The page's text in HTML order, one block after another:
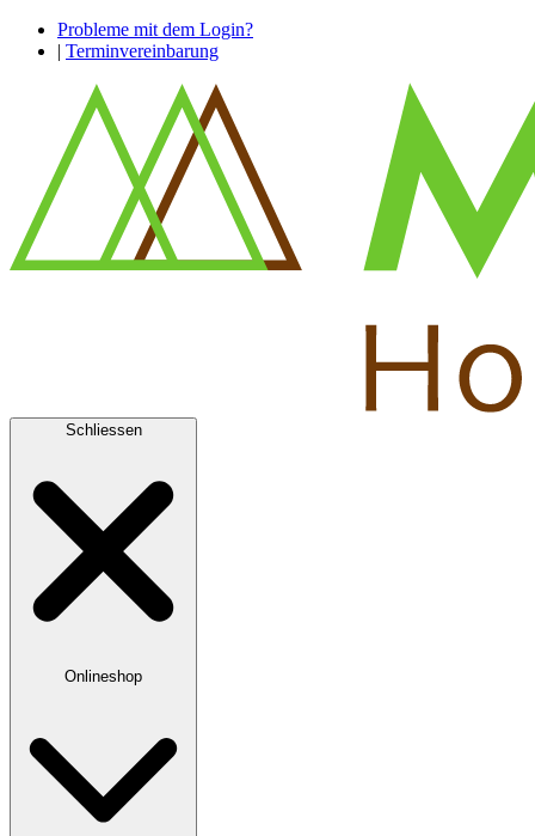
Probleme mit dem Login?
| Terminvereinbarung
Schliessen
Onlineshop